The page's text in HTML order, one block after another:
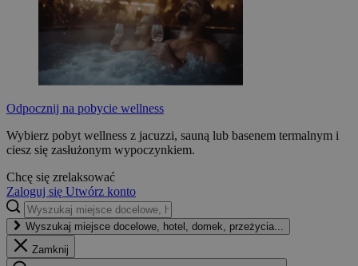
Odpocznij na pobycie wellness
Wybierz pobyt wellness z jacuzzi, sauną lub basenem termalnym i
ciesz się zasłużonym wypoczynkiem.
Chcę się zrelaksować
Zaloguj się Utwórz konto
Wyszukaj miejsce docelowe, hotel, domek, przeżycia...
Zamknij